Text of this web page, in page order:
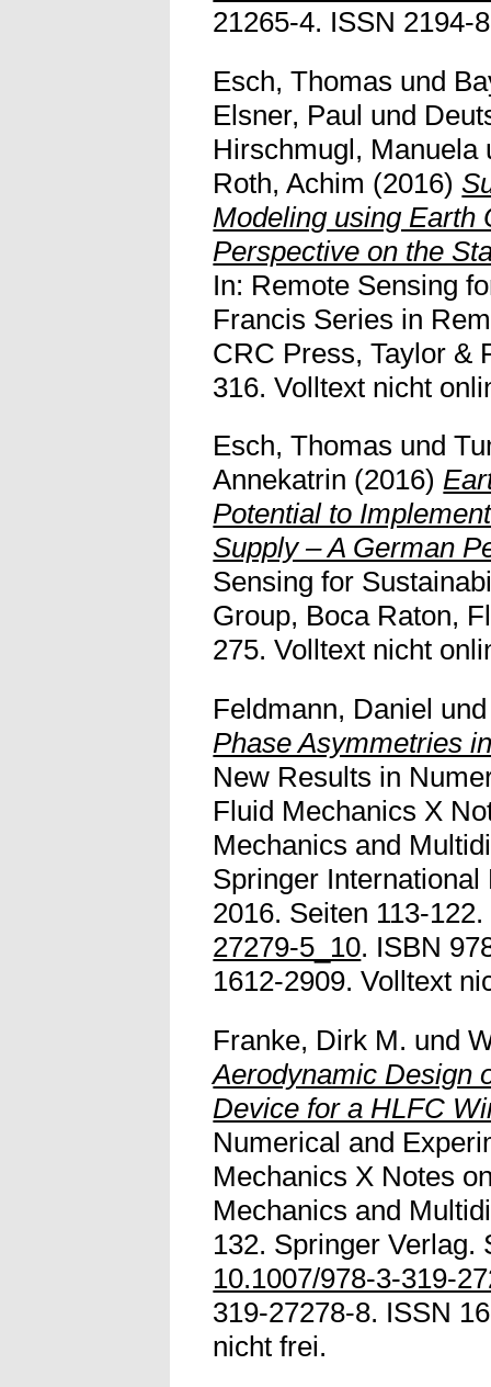
21265-4. ISSN 2194-
Esch, Thomas und
Elsner, Paul und
Hirschmugl, Manuela
Roth, Achim (2016)
Modeling using Earth
Perspective on the
In: Remote Sensing
Francis Series in
CRC Press, Taylor &
316. Volltext nicht
Esch, Thomas und
Annekatrin (2016)
Potential to
Supply – A German
Sensing for
Group, Boca Raton,
275. Volltext nicht
Feldmann, Daniel
Phase Asymmetries
New Results in
Fluid Mechanics X
Mechanics and
Springer
2016. Seiten 113-
27279-5_10. ISBN
1612-2909. Volltext
Franke, Dirk M. und
Aerodynamic Design
Device for a HLFC
Numerical and
Mechanics X Notes
Mechanics and
132. Springer Verlag.
10.1007/978-3-319-
319-27278-8. ISSN
nicht frei.